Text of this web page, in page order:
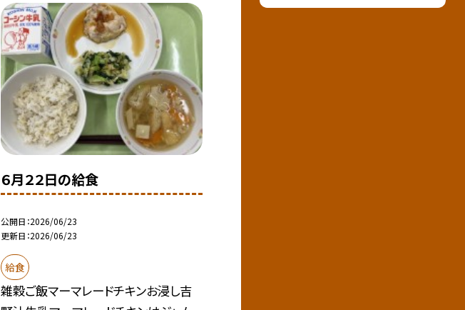
６月２２日の給食
公開日 2026/06/23
更新日 2026/06/23
給食
雑穀ご飯マーマレードチキンお浸し吉